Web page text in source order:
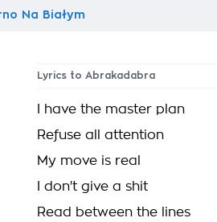
Na Białym
Lyrics to Abrakadabra
I have the master plan
Refuse all attention
My move is real
I don't give a shit
Read between the lines